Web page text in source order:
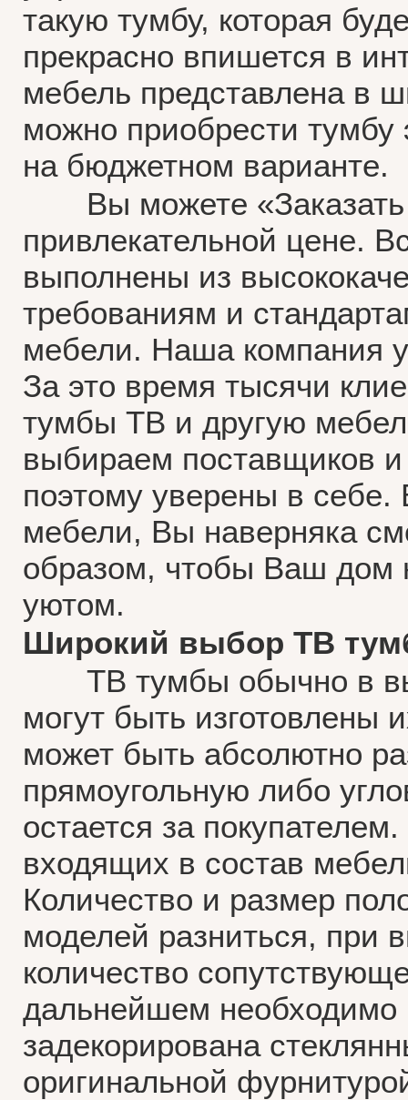
такую тумбу, которая
прекрасно впишется в
мебель представлена в
можно приобрести тумбу
на бюджетном варианте.
Вы можете «Заказать
привлекательной цене.
выполнены из
требованиям и
мебели. Наша компания
За это время тысячи
тумбы ТВ и другую
выбираем поставщиков и
поэтому уверены в
мебели, Вы наверняка
образом, чтобы Ваш дом
уютом.
Широкий выбор ТВ
ТВ тумбы обычно в
могут быть
может быть абсолютно
прямоугольную либо
остается за
входящих в состав
Количество и размер
моделей разниться, при
количество
дальнейшем необходимо
задекорирована
оригинальной